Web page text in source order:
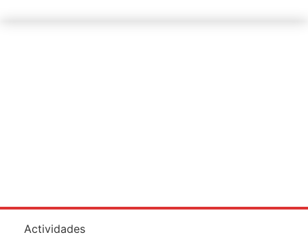
Actividades